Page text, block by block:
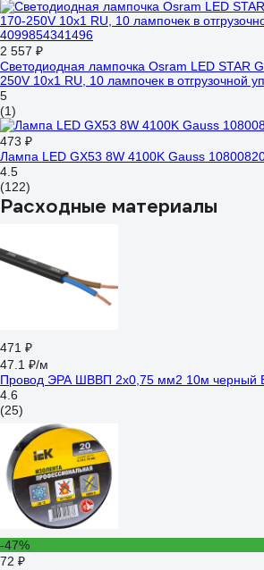
2 557 ₽
Светодиодная лампочка Osram LED STAR
250V 10x1 RU, 10 лампочек в отгрузочной
5
(1)
473 ₽
Лампа LED GX53 8W 4100K Gauss
4.5
(122)
Расходные материалы
471 ₽
47.1 ₽/м
Провод ЭРА ШВВП 2x0,75 мм2 10м черный
4.6
(25)
-47%
72 ₽